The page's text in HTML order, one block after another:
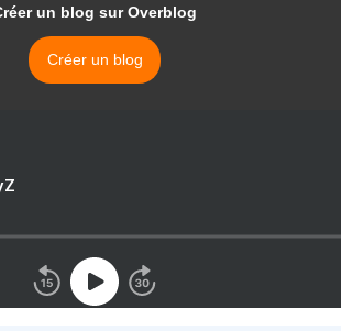
un blog sur Overblog
Créer un blog